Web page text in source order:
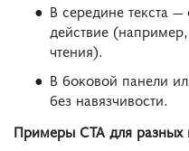
В середине текста
действие
чтения).
В боковой панели
без навязчивости.
Примеры CTA для разных